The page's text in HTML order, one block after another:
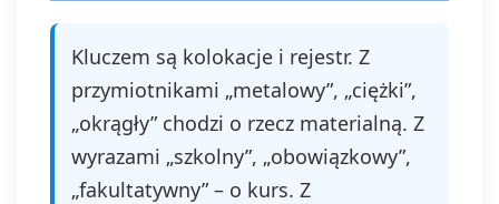
Kluczem są kolokacje i rejestr. Z
przymiotnikami „metalowy”, „ciężki”,
„okrągły” chodzi o rzecz materialną. Z
wyrazami „szkolny”, „obowiązkowy”,
„fakultatywny” – o kurs. Z